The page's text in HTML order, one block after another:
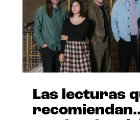
Las lecturas